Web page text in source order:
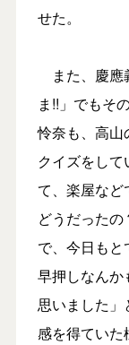
せた。
また、慶應
ま!!」でもそ
怜奈も、高山
クイズをし
て、楽屋など
どうだった
で、今日もと
早押しなんか
思いました」
感を得ていた